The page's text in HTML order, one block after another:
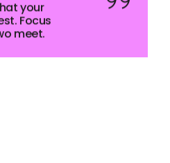
your
Focus